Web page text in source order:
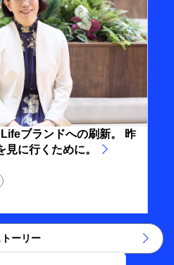
ブランドへの刷新。 昨
見に行くために。
トーリー